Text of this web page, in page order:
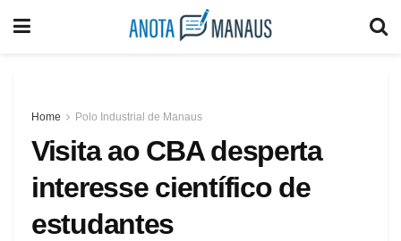
Home Polo Industrial de Manaus
Visita ao CBA desperta
interesse científico de
estudantes